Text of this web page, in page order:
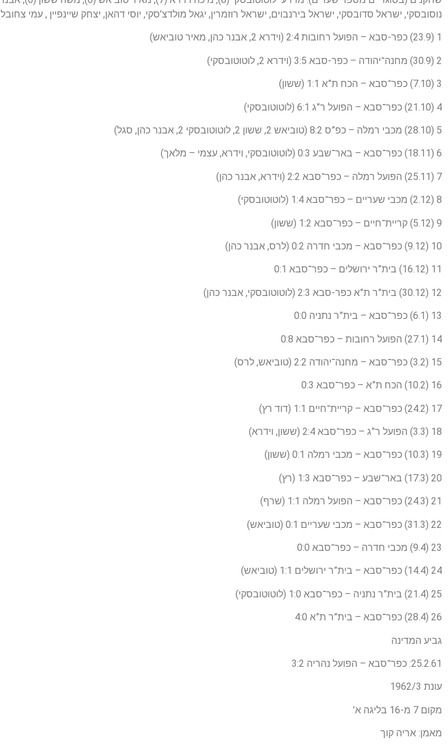
נוסובסקי, ישראל סדובסקי, ישראל בירנבוים, ישראל רוזמרין, יגאל מולדצ’סקי, יוסי דהאן, יצחק שיינפיין , עמי צחובל
1 (23.9) כפר-סבא – הפועל רחובות 2:4 (וידרא 2, אבנר כהן, מאיר טוביאש)
2 (30.9) מחנה־יהודה – כפר-סבא 3:5 (וידרא 2, לוטוטובסקי)
3 (7.10) כפר־סבא – הכח ת”א 1:1 (ששון)
4 (21.10) כפר־סבא – הפועל ר”ג 6:1 (לוטוטובסקי)
5 (28.10) מכבי רמלה – כפ”ס 8:2 (טוביאש 2, ששון 2, לוטוטובסקי 2, אבנר כהן, סגל)
6 (18.11) כפר־סבא – באר־שבע 0:3 (לוטוטובסקי, וידרא, עצמי – מלאך)
7 (25.11) הפועל רמלה – כפר־סבא 2:2 (וידרא, אבנר כהן)
8 (2.12) מכבי שעריים – כפר־סבא 1:4 (לוטוטובסקי)
9 (5.12) קריית־חיים – כפר־סבא 1:2 (ששון)
10 (9.12) כפר־סבא – מכבי חדרה 0:2 (לרס, אבנר כהן)
11 (16.12) בית”ר ירושלים – כפר־סבא 0:1
12 (30.12) בית”ר ת”א כפר-סבא 2:3 (לוטוטובסקי, אבנר כהן)
13 (6.1) כפר־סבא – בית”ר נתניה 0:0
14 (27.1) הפועל רחובות – כפר־סבא 0:8
15 (3.2) כפר־סבא – מחנה־יהודה 2:2 (טוביאש, לרס)
16 (10.2) הכח ת”א – כפר־סבא 0:3
17 (24.2) כפר־סבא – קריית־חיים 1:1 (דוד רץ)
18 (3.3) הפועל ר”ג – כפר־סבא 2:4 (ששון, וידרא)
19 (10.3) כפר־סבא – מכבי רמלה 0:1 (ששון)
20 (17.3) באר־שבע – כפר־סבא 1:3 (רץ)
21 (24.3) כפר־סבא – הפועל רמלה 1:1 (שרף)
22 (31.3) כפר־סבא – מכבי שעריים 0:1 (טוביאש)
23 (9.4) מכבי חדרה – כפר־סבא 0:0
24 (14.4) כפר־סבא – בית”ר ירושלים 1:1 (טוביאש)
25 (21.4) בית”ר נתניה – כפר־סבא 1:0 (לוטוטובסקי)
26 (28.4) כפר־סבא – בית”ר ת”א 4:0
גביע המדינה
25.2.61: כפר־סבא – הפועל נהריה 3:2
עונת 1962/3
מקום 7 מ-16 בליגה א’
מאמן: אריה קוך